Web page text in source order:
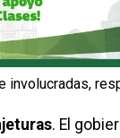
involucradas,
. El